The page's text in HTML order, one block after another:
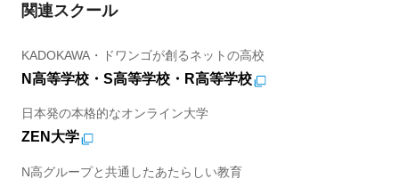
関連スクール
KADOKAWA・ドワンゴが創るネットの高校
N高等学校・S高等学校・R高等学校
日本発の本格的なオンライン大学
ZEN大学
N高グループと共通したあたらしい教育